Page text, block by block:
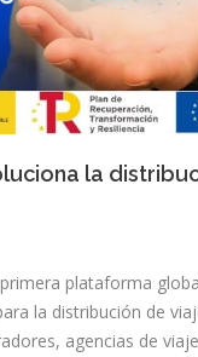
la
plataforma
la distribución de
agencias de